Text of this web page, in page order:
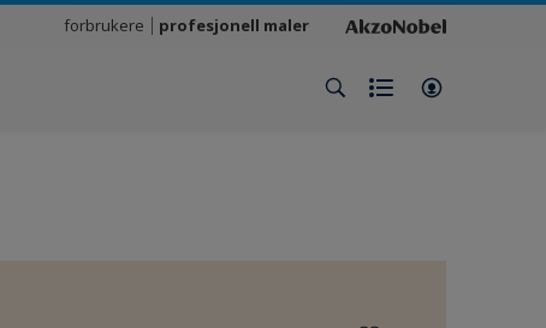
forbrukere profesjonell maler